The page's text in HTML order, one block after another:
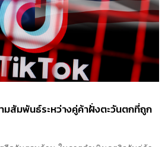
สัมพันธ์ระหว่างคู่ค้าฝั่งตะวันตกที่ถูก